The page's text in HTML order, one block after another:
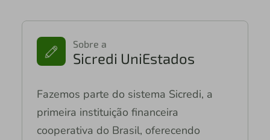
Sobre a
Sicredi UniEstados
Fazemos parte do sistema Sicredi, a
primeira instituição financeira
cooperativa do Brasil, oferecendo